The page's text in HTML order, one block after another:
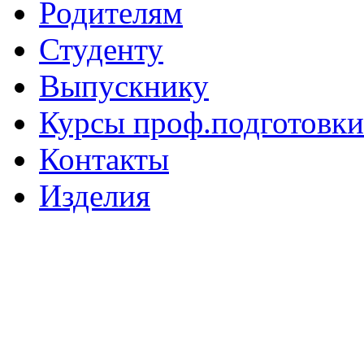
Родителям
Студенту
Выпускнику
Курсы проф.подготовки
Контакты
Изделия